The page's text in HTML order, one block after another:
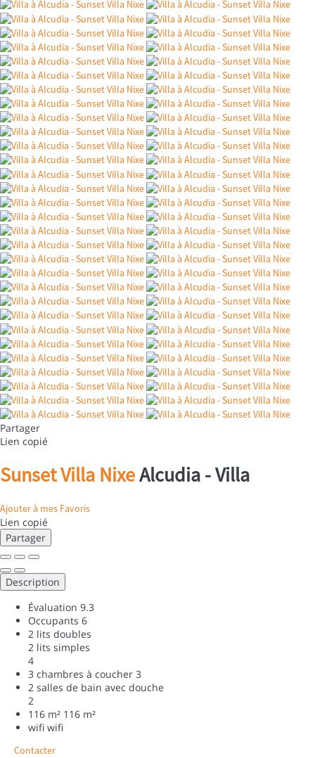
Partager
Lien copié
Sunset Villa NixeAlcudia -Villa
Ajouter à mes Favoris
Lien copié
Partager
Description
Évaluation 9.3
Occupants 6
2 lits doubles
2 lits simples
4
3 chambres à coucher 3
2 salles de bain avec douche
2
116 m² 116 m²
wifi wifi
Contacter